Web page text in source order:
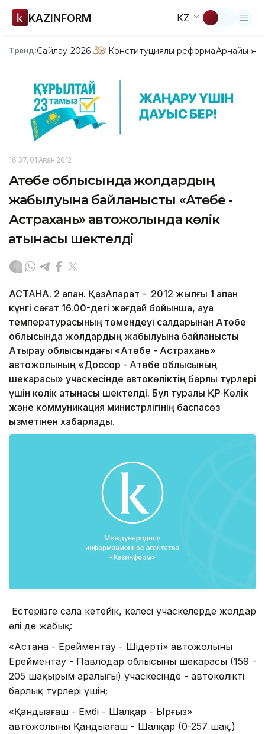
KAZINFORM KZ
Тренд:Сайлау-2026 Конституциялық реформаАрнайы
16:37, 01 Ақпан 2012
Ақтөбе облысында жолдардың
жабылуына байланысты «Ақтөбе -
Астрахань» автожолында көлік
қатынасы шектелді
АСТАНА. 2 ақпан. ҚазАқпарат - 2012 жылғы 1 ақпан
күнгі сағат 16.00-дегі жағдай бойынша, ауа
температурасының төмендеуі салдарынан Ақтөбе
облысында жолдардың жабылуына байланысты
Атырау облысындағы «Ақтөбе - Астрахань»
автожолының «Доссор - Ақтөбе облысының
шекарасы» учаскесінде автокөліктің барлық түрлері
үшін көлік қатынасы шектелді. Бұл туралы ҚР Көлік
және коммуникация министрлігінің баспасөз
қызметінен хабарлады.
Естеріңізге сала кетейік, келесі учаскелерде жолдар
әлі де жабық:
«Астана - Ерейментау - Шідерті» автожолының
Ерейментау - Павлодар облысының шекарасы (159 -
205 шақырым аралығы) учаскесінде - автокөліктің
барлық түрлері үшін;
«Қандыағаш - Ембі - Шалқар - Ырғыз»
автожолының Қандыағаш - Шалқар (0-257 шақ.)